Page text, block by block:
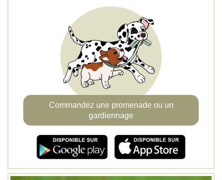
Commandez une promenade ou un
gardiennage